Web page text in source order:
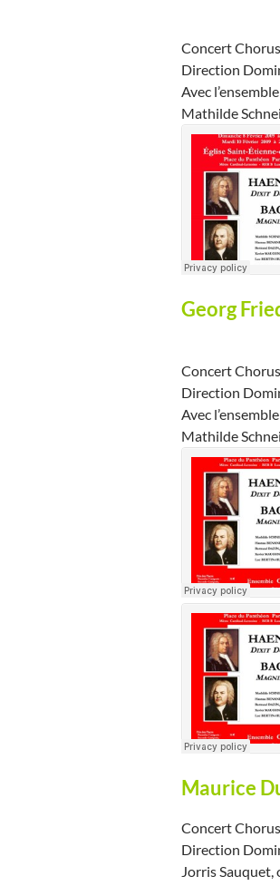
Concert
Direction
Avec
Mathilde
Georg
Concert
Direction
Avec
Mathilde
Maurice
Concert
Direction
Jorris Sauquet,